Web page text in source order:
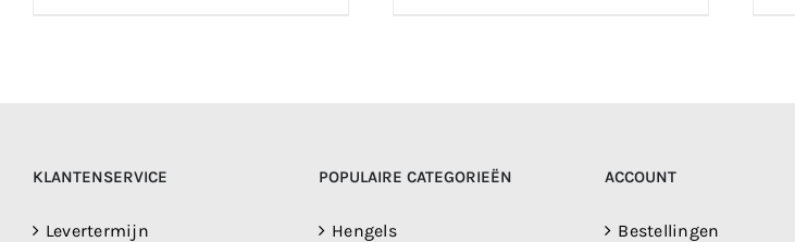
KLANTENSERVICE
Levertermijn
POPULAIRE CATEGORIEËN
Hengels
ACCOUNT
Bestellingen